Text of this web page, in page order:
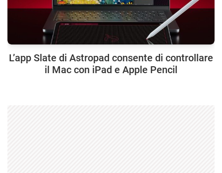
L’app Slate di Astropad consente di controllare
il Mac con iPad e Apple Pencil